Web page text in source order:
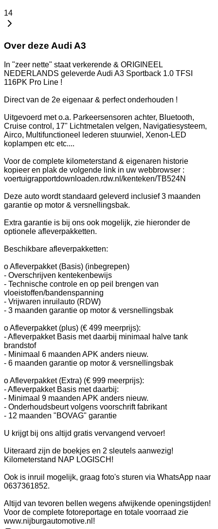
14
Over deze Audi A3
In "zeer nette" staat verkerende & ORIGINEEL
NEDERLANDS geleverde Audi A3 Sportback 1.0 TFSI
116PK Pro Line !
Direct van de 2e eigenaar & perfect onderhouden !
Uitgevoerd met o.a. Parkeersensoren achter, Bluetooth,
Cruise control, 17" Lichtmetalen velgen, Navigatiesysteem,
Airco, Multifunctioneel lederen stuurwiel, Xenon-LED
koplampen etc etc....
Voor de complete kilometerstand & eigenaren historie
kopieer en plak de volgende link in uw webbrowser :
voertuigrapportdownloaden.rdw.nl/kenteken/TB524N
Deze auto wordt standaard geleverd inclusief 3 maanden
garantie op motor & versnellingsbak.
Extra garantie is bij ons ook mogelijk, zie hieronder de
optionele afleverpakketten.
Beschikbare afleverpakketten:
o Afleverpakket (Basis) (inbegrepen)
- Overschrijven kentekenbewijs
- Technische controle en op peil brengen van
vloeistoffen/bandenspanning
- Vrijwaren inruilauto (RDW)
- 3 maanden garantie op motor & versnellingsbak
o Afleverpakket (plus) (€ 499 meerprijs):
- Afleverpakket Basis met daarbij minimaal halve tank
brandstof
- Minimaal 6 maanden APK anders nieuw.
- 6 maanden garantie op motor & versnellingsbak
o Afleverpakket (Extra) (€ 999 meerprijs):
- Afleverpakket Basis met daarbij:
- Minimaal 9 maanden APK anders nieuw.
- Onderhoudsbeurt volgens voorschrift fabrikant
- 12 maanden "BOVAG" garantie
U krijgt bij ons altijd gratis vervangend vervoer!
Uiteraard zijn de boekjes en 2 sleutels aanwezig!
Kilometerstand NAP LOGISCH!
Ook is inruil mogelijk, graag foto's sturen via WhatsApp naar
0637361852.
Altijd van tevoren bellen wegens afwijkende openingstijden!
Voor de complete fotoreportage en totale voorraad zie
www.nijburgautomotive.nl!